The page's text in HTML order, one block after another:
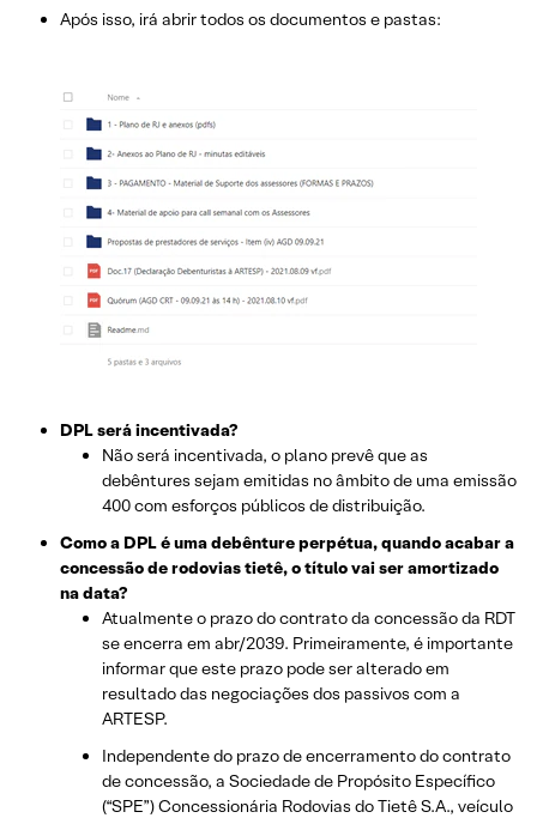
Após isso, irá abrir todos os documentos e pastas:
DPL será incentivada?
Não será incentivada, o plano prevê que as
debêntures sejam emitidas no âmbito de uma emissão
400 com esforços públicos de distribuição.
Como a DPL é uma debênture perpétua, quando acabar a
concessão de rodovias tietê, o título vai ser amortizado
na data?
Atualmente o prazo do contrato da concessão da RDT
se encerra em abr/2039. Primeiramente, é importante
informar que este prazo pode ser alterado em
resultado das negociações dos passivos com a
ARTESP.
Independente do prazo de encerramento do contrato
de concessão, a Sociedade de Propósito Específico
(“SPE”) Concessionária Rodovias do Tietê S.A., veículo